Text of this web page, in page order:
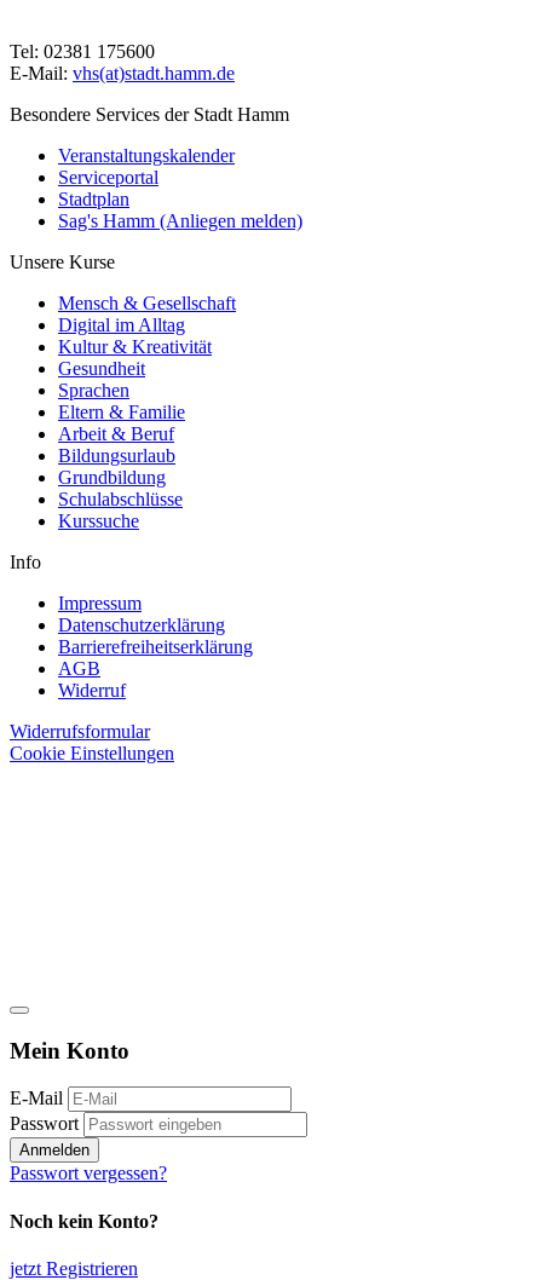
Tel: 02381 175600
E-Mail: vhs(at)stadt.hamm.de
Besondere Services der Stadt Hamm
Veranstaltungskalender
Serviceportal
Stadtplan
Sag's Hamm (Anliegen melden)
Unsere Kurse
Mensch & Gesellschaft
Digital im Alltag
Kultur & Kreativität
Gesundheit
Sprachen
Eltern & Familie
Arbeit & Beruf
Bildungsurlaub
Grundbildung
Schulabschlüsse
Kurssuche
Info
Impressum
Datenschutzerklärung
Barrierefreiheitserklärung
AGB
Widerruf
Widerrufsformular
Cookie Einstellungen
Mein Konto
E-Mail
Passwort
Anmelden
Passwort vergessen?
Noch kein Konto?
jetzt Registrieren